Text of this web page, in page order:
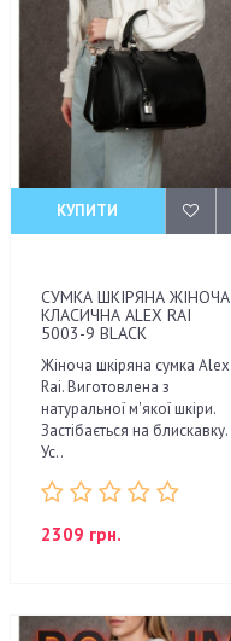
КУПИТИ
СУМКА ШКІРЯНА ЖІНОЧА
КЛАСИЧНА ALEX RAI
5003-9 BLACK
Жіноча шкіряна сумка Alex
Rai. Виготовлена з
натуральної м'якої шкіри.
Застібається на блискавку.
Ус..
2309 грн.